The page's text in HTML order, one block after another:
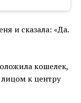
и сказала: «Да.
кошелек,
к центру